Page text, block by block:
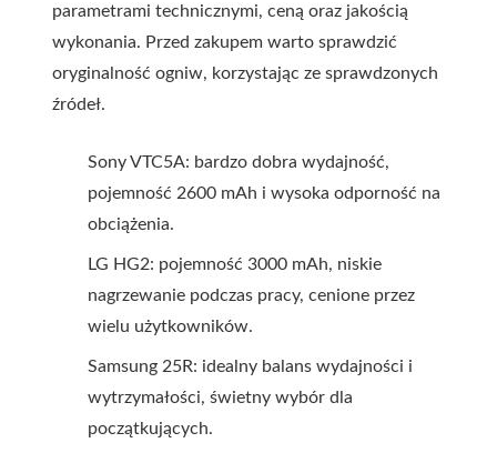
parametrami technicznymi, ceną oraz jakością
wykonania. Przed zakupem warto sprawdzić
oryginalność ogniw, korzystając ze sprawdzonych
źródeł.
Sony VTC5A: bardzo dobra wydajność,
pojemność 2600 mAh i wysoka odporność na
obciążenia.
LG HG2: pojemność 3000 mAh, niskie
nagrzewanie podczas pracy, cenione przez
wielu użytkowników.
Samsung 25R: idealny balans wydajności i
wytrzymałości, świetny wybór dla
początkujących.